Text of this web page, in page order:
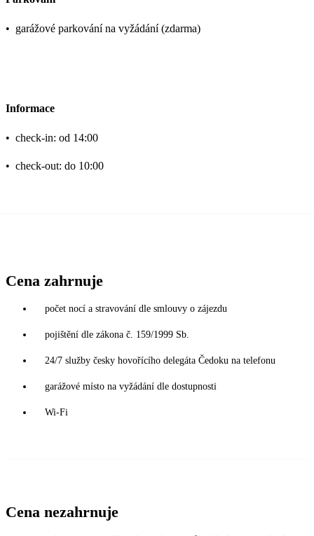
• garážové parkování na vyžádání (zdarma)
Informace
• check-in: od 14:00
• check-out: do 10:00
Cena zahrnuje
počet nocí a stravování dle smlouvy o zájezdu
pojištění dle zákona č. 159/1999 Sb.
24/7 služby česky hovořícího delegáta Čedoku na telefonu
garážové místo na vyžádání dle dostupnosti
Wi-Fi
Cena nezahrnuje